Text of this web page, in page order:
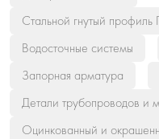
Стальной гнутый
Водосточные системы
Запорная арматура
Детали трубопроводов и
Оцинкованный и